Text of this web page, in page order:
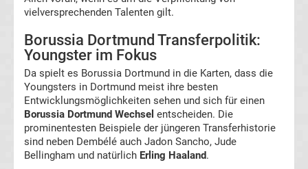
Transfergerüchte
TSV
1860
München
Transfergerüchte
vielversprechenden Talenten gilt.
Borussia Dortmund Transferpolitik:
Youngster im Fokus
Da spielt es Borussia Dortmund in die Karten, dass die
Youngsters in Dortmund meist ihre besten
Entwicklungsmöglichkeiten sehen und sich für einen
Borussia Dortmund Wechsel entscheiden. Die
prominentesten Beispiele der jüngeren Transferhistorie
sind neben Dembélé auch Jadon Sancho, Jude
Bellingham und natürlich Erling Haaland.